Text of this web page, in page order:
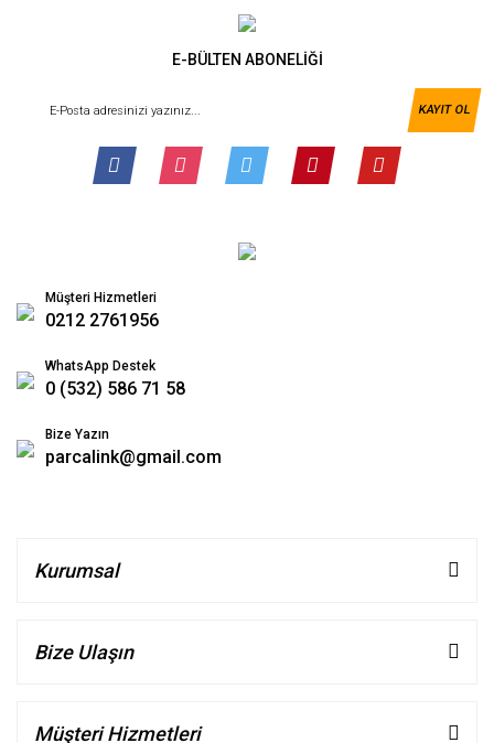
E-BÜLTEN ABONELİĞİ
KAYIT OL
Müşteri Hizmetleri
0212 2761956
WhatsApp Destek
0 (532) 586 71 58
Bize Yazın
parcalink@gmail.com
Kurumsal
Bize Ulaşın
Müşteri Hizmetleri